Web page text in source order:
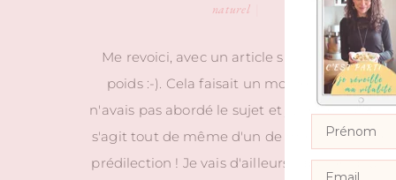
naturel
Me revoici, avec un article sur la perte de
poids :-). Cela faisait un moment que je
n'avais pas abordé le sujet et j'y reviens car il
s'agit tout de même d'un de mes thème de
prédilection ! Je vais d'ailleurs l'aborder plus